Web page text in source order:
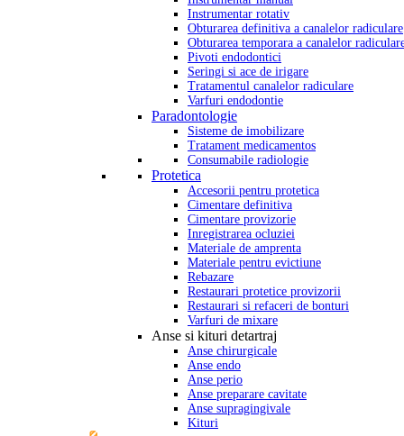
Instrumentar rotativ
Obturarea definitiva a canalelor radiculare
Obturarea temporara a canalelor
Pivoti endodontici
Seringi si ace de irigare
Tratamentul canalelor radiculare
Varfuri endodontie
Paradontologie
Sisteme de imobilizare
Tratament medicamentos
Consumabile radiologie
Protetica
Accesorii pentru protetica
Cimentare definitiva
Cimentare provizorie
Inregistrarea ocluziei
Materiale de amprenta
Materiale pentru evictiune
Rebazare
Restaurari protetice provizorii
Restaurari si refaceri de bonturi
Varfuri de mixare
Anse si kituri detartraj
Anse chirurgicale
Anse endo
Anse perio
Anse preparare cavitate
Anse supragingivale
Kituri